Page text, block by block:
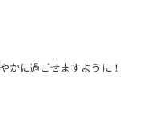
かに過ごせますように！